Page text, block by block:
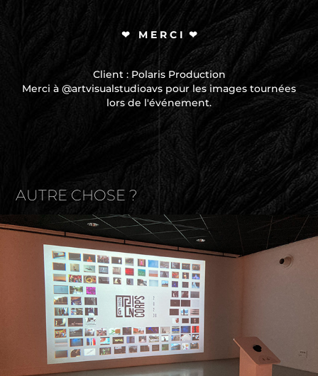
❤ M E R C I ❤
Client : Polaris Production
Merci à @artvisualstudioavs pour les images tournées
lors de l'événement.
AUTRE CHOSE ?
Encore & en-corps | Images Passages
2024